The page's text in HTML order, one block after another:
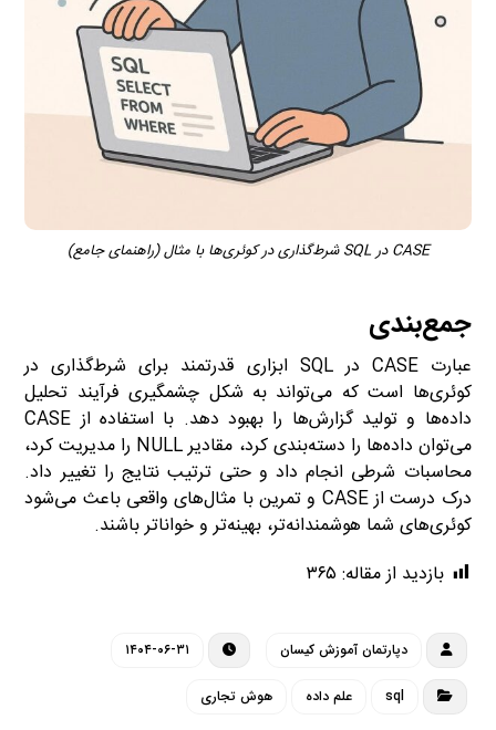
CASE در SQL شرط‌گذاری در کوئری‌ها با مثال (راهنمای جامع)
جمع‌بندی
عبارت CASE در SQL ابزاری قدرتمند برای شرط‌گذاری در
کوئری‌ها است که می‌تواند به شکل چشمگیری فرآیند تحلیل
داده‌ها و تولید گزارش‌ها را بهبود دهد. با استفاده از CASE
می‌توان داده‌ها را دسته‌بندی کرد، مقادیر NULL را مدیریت کرد،
محاسبات شرطی انجام داد و حتی ترتیب نتایج را تغییر داد.
درک درست از CASE و تمرین با مثال‌های واقعی باعث می‌شود
کوئری‌های شما هوشمندانه‌تر، بهینه‌تر و خواناتر باشند.
بازدید از مقاله: ۳۶۵
دپارتمان آموزش کیسان ۱۴۰۴-۰۶-۳۱
sql علم داده هوش تجاری